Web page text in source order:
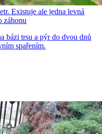
Existuje ale jedna levná
záhonu
bázi trsu a pýr do dvou dnů
spařením.